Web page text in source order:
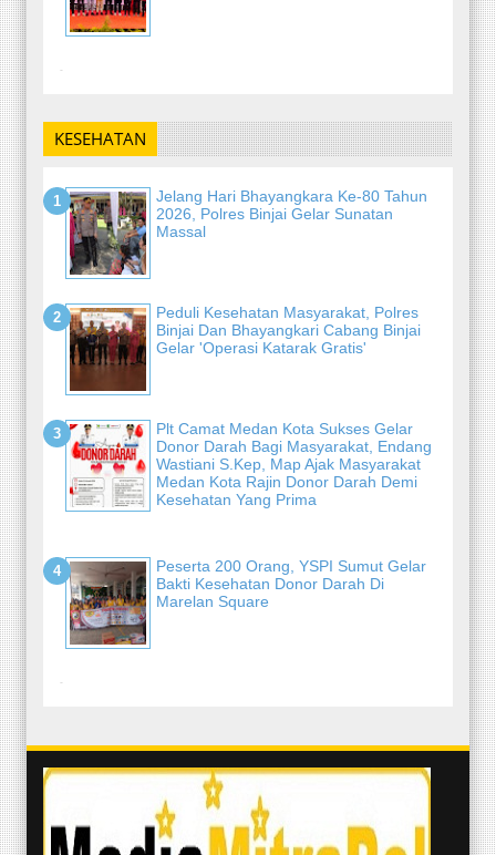
-
KESEHATAN
Jelang Hari Bhayangkara Ke-80 Tahun
2026, Polres Binjai Gelar Sunatan
Massal
Peduli Kesehatan Masyarakat, Polres
Binjai Dan Bhayangkari Cabang Binjai
Gelar 'Operasi Katarak Gratis'
Plt Camat Medan Kota Sukses Gelar
Donor Darah Bagi Masyarakat, Endang
Wastiani S.Kep, Map Ajak Masyarakat
Medan Kota Rajin Donor Darah Demi
Kesehatan Yang Prima
Peserta 200 Orang, YSPI Sumut Gelar
Bakti Kesehatan Donor Darah Di
Marelan Square
-